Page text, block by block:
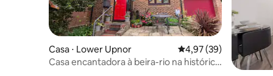
Casa ⋅ Lower Upnor 4,97 de uma avaliação
4,97 (39)
Casa encantadora à beira-rio na histórica